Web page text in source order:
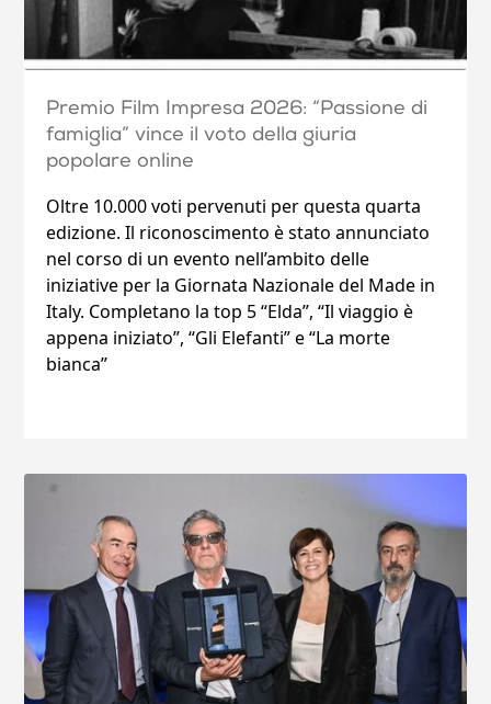
Premio Film Impresa 2026: “Passione di
famiglia” vince il voto della giuria
popolare online
Oltre 10.000 voti pervenuti per questa quarta
edizione. Il riconoscimento è stato annunciato
nel corso di un evento nell’ambito delle
iniziative per la Giornata Nazionale del Made in
Italy. Completano la top 5 “Elda”, “Il viaggio è
appena iniziato”, “Gli Elefanti” e “La morte
bianca”